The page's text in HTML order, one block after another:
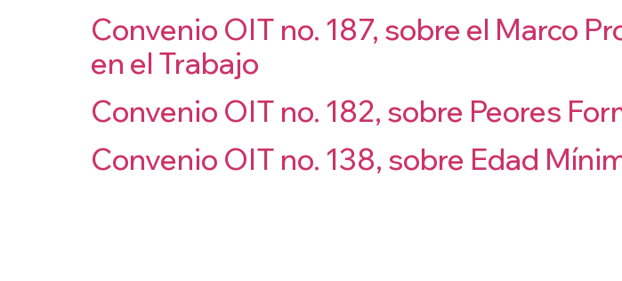
Convenio OIT no. 187, sobre el Marco
en el Trabajo
Convenio OIT no. 182, sobre Peores
Convenio OIT no. 138, sobre Edad